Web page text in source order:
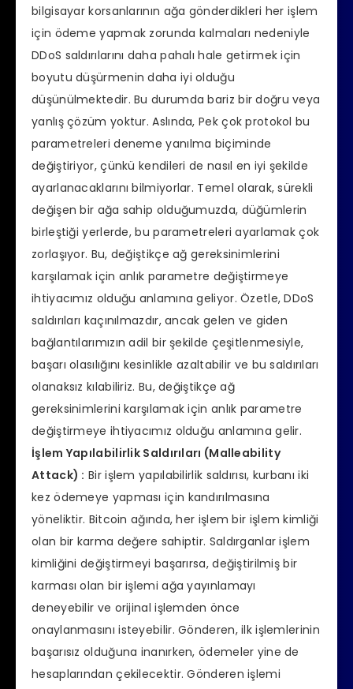
bilgisayar korsanlarının ağa gönderdikleri her işlem
için ödeme yapmak zorunda kalmaları nedeniyle
DDoS saldırılarını daha pahalı hale getirmek için
boyutu düşürmenin daha iyi olduğu
düşünülmektedir. Bu durumda bariz bir doğru veya
yanlış çözüm yoktur. Aslında, Pek çok protokol bu
parametreleri deneme yanılma biçiminde
değiştiriyor, çünkü kendileri de nasıl en iyi şekilde
ayarlanacaklarını bilmiyorlar. Temel olarak, sürekli
değişen bir ağa sahip olduğumuzda, düğümlerin
birleştiği yerlerde, bu parametreleri ayarlamak çok
zorlaşıyor. Bu, değiştikçe ağ gereksinimlerini
karşılamak için anlık parametre değiştirmeye
ihtiyacımız olduğu anlamına geliyor. Özetle, DDoS
saldırıları kaçınılmazdır, ancak gelen ve giden
bağlantılarımızın adil bir şekilde çeşitlenmesiyle,
başarı olasılığını kesinlikle azaltabilir ve bu saldırıları
olanaksız kılabiliriz. Bu, değiştikçe ağ
gereksinimlerini karşılamak için anlık parametre
değiştirmeye ihtiyacımız olduğu anlamına gelir.
İşlem Yapılabilirlik Saldırıları (Malleability
Attack) : Bir işlem yapılabilirlik saldırısı, kurbanı iki
kez ödemeye yapması için kandırılmasına
yöneliktir. Bitcoin ağında, her işlem bir işlem kimliği
olan bir karma değere sahiptir. Saldırganlar işlem
kimliğini değiştirmeyi başarırsa, değiştirilmiş bir
karması olan bir işlemi ağa yayınlamayı
deneyebilir ve orijinal işlemden önce
onaylanmasını isteyebilir. Gönderen, ilk işlemlerinin
başarısız olduğuna inanırken, ödemeler yine de
hesaplarından çekilecektir. Gönderen işlemi